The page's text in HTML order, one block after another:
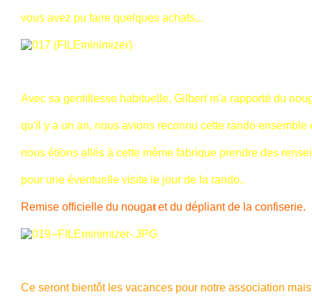
vous avez pu faire quelques achats...
Avec sa gentillesse habituelle, Gilbert m'a rapporté du
qu'il y a un an, nous avions reconnu cette rando ensemble
nous étions allés à cette même fabrique prendre des
pour une éventuelle visite le jour de la rando..
Remise officielle du nougatet du dépliant de la confiserie.
Ce seront bientôt les vacances pour notre association mais